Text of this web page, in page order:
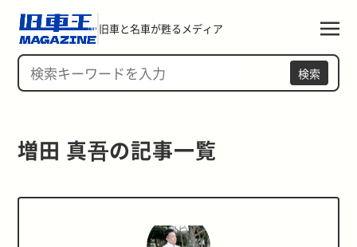
旧車と名車が甦るメディア
検索
増田 真吾の記事一覧